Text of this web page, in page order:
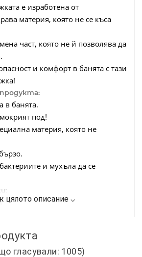
е изработена от
материя, която не се къса
част, която не й позволява да
и комфорт в банята с тази
в банята.
под!
материя, която не
и мухъла да се
1005)